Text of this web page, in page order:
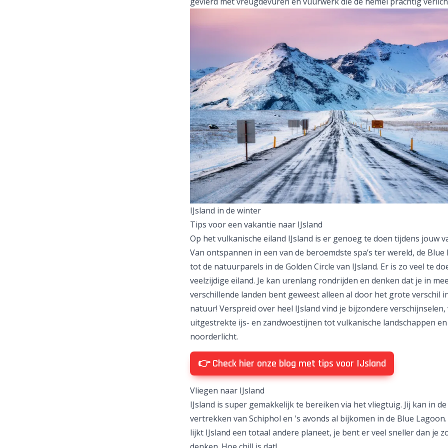
IJsland in de winter
Tips voor een vakantie naar IJsland
Op het vulkanische eiland IJsland is er genoeg te doen tijdens jouw
Van ontspannen in een van de beroemdste spa’s ter wereld, de Blue
tot de natuurparels in de Golden Circle van IJsland. Er is zo veel te
veelzijdige eiland. Je kan urenlang rondrijden en denken dat je in
verschillende landen bent geweest alleen al door het grote verschil
natuur! Verspreid over heel IJsland vind je bijzondere verschijnselen,
uitgestrekte ijs- en zandwoestijnen tot vulkanische landschappen
noorderlicht.
👉 Check hier onze blog met tips voor IJsland
Vliegen naar IJsland
IJsland is super gemakkelijk te bereiken via het vliegtuig. Jij kan in
vertrekken van Schiphol en 's avonds al bijkomen in de Blue
lijkt IJsland een totaal andere planeet, je bent er veel sneller dan je